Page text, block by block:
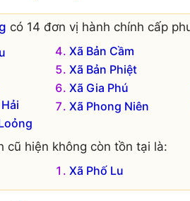
có 14 đơn vị hành chính cấp
Xã Bản Cầm
Xã Bản Phiệt
Xã Gia Phú
Xã Phong Niên
cũ hiện không còn tồn tại là:
Xã Phố Lu